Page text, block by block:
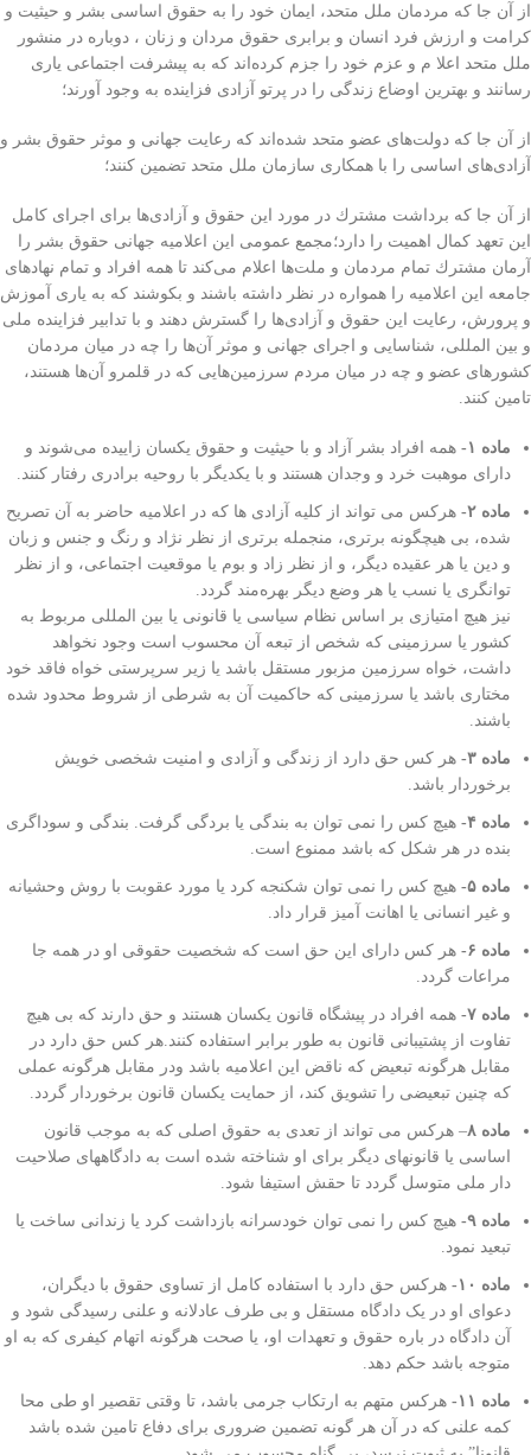
از آن جا كه مردمان ملل متحد، ايمان خود را به حقوق اساسی بشر و حيثيت و
كرامت و ارزش فرد انسان و برابری حقوق مردان و زنان ، دوباره در منشور
ملل متحد اعلا م و عزم خود را جزم كرده‌اند كه به پيشرفت اجتماعی ياری
رسانند و بهترين اوضاع زندگی را در پرتو آزادی فزاينده به وجود آورند؛
از آن جا كه دولت‌های عضو متحد شده‌اند كه رعايت جهانی و موثر حقوق بشر و
آزادی‌های اساسی را با همكاری سازمان ملل متحد تضمين كنند؛
از آن جا كه برداشت مشترك در مورد اين حقوق و آزادی‌ها برای اجرای كامل
اين تعهد كمال اهميت را دارد؛مجمع عمومی اين اعلاميه جهانی حقوق بشر را
آرمان مشترك تمام مردمان و ملت‌ها اعلام می‌كند تا همه افراد و تمام نهادهای
جامعه اين اعلاميه را همواره در نظر داشته باشند و بكوشند كه به ياری آموزش
و پرورش، رعايت اين حقوق و آزادی‌ها را گسترش دهند و با تدابير فزاينده ملی
و بين المللی، شناسايی و اجرای جهانی و موثر آن‌ها را چه در ميان مردمان
كشورهای عضو و چه در ميان مردم سرزمين‌هايی كه در قلمرو آن‌ها هستند،
تامين كنند.
ماده ۱-
همه افراد بشر آزاد و با حیثیت و حقوق یکسان زاییده می‌شوند و
دارای موهبت خرد و وجدان هستند و با یکدیگر با روحیه برادری رفتار کنند.
ماده ۲-
هرکس می تواند از کلیه آزادی ها که در اعلامیه حاضر به آن تصریح
شده، بی هیچگونه برتری، منجمله برتری از نظر نژاد و رنگ و جنس و زبان
و دین یا هر عقیده دیگر، و از نظر زاد و بوم یا موقعیت اجتماعی، و از نظر
توانگری یا نسب یا هر وضع دیگر بهره‌مند گردد.
نیز هیچ امتیازی بر اساس نظام سیاسی یا قانونی یا بین المللی مربوط به
کشور یا سرزمینی که شخص از تبعه آن محسوب است وجود نخواهد
داشت، خواه سرزمین مزبور مستقل باشد یا زیر سرپرستی خواه فاقد خود
مختاری باشد یا سرزمینی که حاکمیت آن به شرطی از شروط محدود شده
باشند.
ماده ۳-
هر کس حق دارد از زندگی و آزادی و امنیت شخصی خویش
برخوردار باشد.
ماده ۴-
هیچ کس را نمی توان به بندگی یا بردگی گرفت. بندگی و سوداگری
بنده در هر شکل که باشد ممنوع است.
ماده ۵-
هیچ کس را نمی توان شکنجه کرد یا مورد عقوبت با روش وحشیانه
و غیر انسانی یا اهانت آمیز قرار داد.
ماده ۶-
هر کس دارای این حق است که شخصیت حقوقی او در همه جا
مراعات گردد.
ماده ۷-
همه افراد در پیشگاه قانون یکسان هستند و حق دارند که بی هیچ
تفاوت از پشتیبانی قانون به طور برابر استفاده کنند.هر کس حق دارد در
مقابل هرگونه تبعیض که ناقض این اعلامیه باشد ودر مقابل هرگونه عملی
که چنین تبعیضی را تشویق کند، از حمایت یکسان قانون برخوردار گردد.
ماده ۸
– هرکس می تواند از تعدی به حقوق اصلی که به موجب قانون
اساسی یا قانونهای دیگر برای او شناخته شده است به دادگاههای صلاحیت
دار ملی متوسل گردد تا حقش استیفا شود.
ماده ۹-
هیچ کس را نمی توان خودسرانه بازداشت کرد یا زندانی ساخت یا
تبعید نمود.
ماده ۱۰-
هرکس حق دارد با استفاده کامل از تساوی حقوق با دیگران،
دعوای او در یک دادگاه مستقل و بی طرف عادلانه و علنی رسیدگی شود و
آن دادگاه در باره حقوق و تعهدات او، یا صحت هرگونه اتهام کیفری که به او
متوجه باشد حکم دهد.
ماده ۱۱-
هرکس متهم به ارتکاب جرمی باشد، تا وقتی تقصیر او طی محا
کمه علنی که در آن هر گونه تضمین ضروری برای دفاع تامین شده باشد